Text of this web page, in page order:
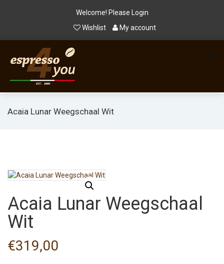
Welcome! Please
Login
Wishlist
My account
Acaia Lunar Weegschaal Wit
Acaia Lunar Weegschaal
Wit
€319,00